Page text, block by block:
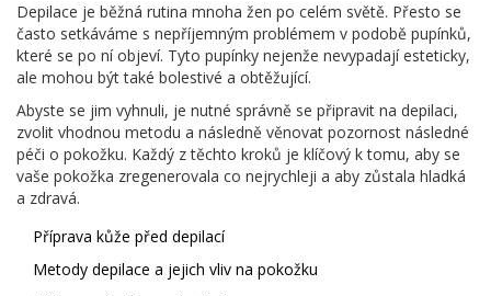
Depilace je běžná rutina mnoha žen po celém světě. Přesto se
často setkáváme s nepříjemným problémem v podobě pupínků,
které se po ní objeví. Tyto pupínky nejenže nevypadají esteticky,
ale mohou být také bolestivé a obtěžující.
Abyste se jim vyhnuli, je nutné správně se připravit na depilaci,
zvolit vhodnou metodu a následně věnovat pozornost následné
péči o pokožku. Každý z těchto kroků je klíčový k tomu, aby se
vaše pokožka zregenerovala co nejrychleji a aby zůstala hladká
a zdravá.
Příprava kůže před depilací
Metody depilace a jejich vliv na pokožku